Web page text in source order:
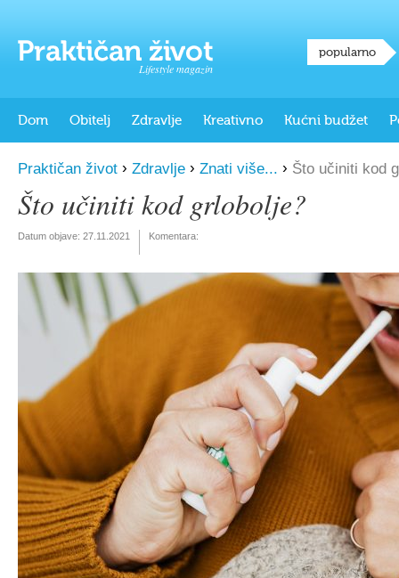
Lifestyle magazin
popularno
Dom Obitelj Zdravlje Kreativno Kućni budžet
Praktičan život › Zdravlje › Znati više... › Što učiniti kod
Što učiniti kod grlobolje?
Datum objave: 27.11.2021 Komentara: